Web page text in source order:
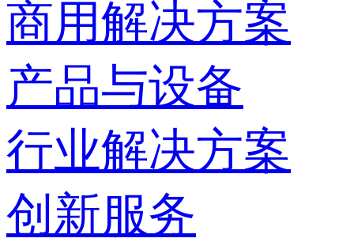
商用解决方案
产品与设备
行业解决方案
创新服务